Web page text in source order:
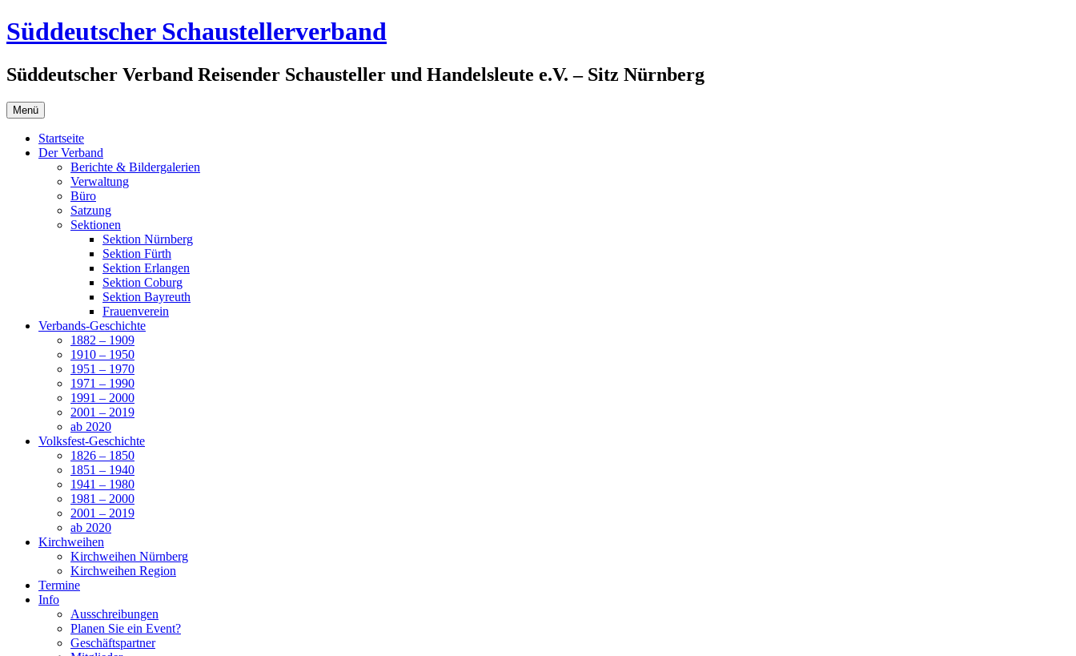
Zum
Inhalt
Süddeutscher Schaustellerverband
Süddeutscher Verband Reisender Schausteller und Handelsleute e.V. – Sitz Nürnberg
Menü
Startseite
Der Verband
Berichte & Bildergalerien
Verwaltung
Büro
Satzung
Sektionen
Sektion Nürnberg
Sektion Fürth
Sektion Erlangen
Sektion Coburg
Sektion Bayreuth
Frauenverein
Verbands-Geschichte
1882 – 1909
1910 – 1950
1951 – 1970
1971 – 1990
1991 – 2000
2001 – 2019
ab 2020
Volksfest-Geschichte
1826 – 1850
1851 – 1940
1941 – 1980
1981 – 2000
2001 – 2019
ab 2020
Kirchweihen
Kirchweihen Nürnberg
Kirchweihen Region
Termine
Info
Ausschreibungen
Planen Sie ein Event?
Geschäftspartner